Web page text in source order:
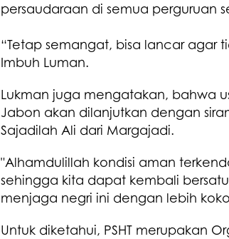
persaudaraan di semua perguruan
“Tetap semangat, bisa lancar agar
Imbuh Luman.
Lukman juga mengatakan, bahwa
Jabon akan dilanjutkan dengan
Sajadilah Ali dari Margajadi.
"Alhamdulillah kondisi aman
sehingga kita dapat kembali
menjaga negri ini dengan lebih
Untuk diketahui, PSHT merupakan